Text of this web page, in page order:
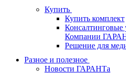
Купить
Купить комплект
Консалтинговые
Компании
Решение для
Разное и полезное
Новости ГАРАНТа